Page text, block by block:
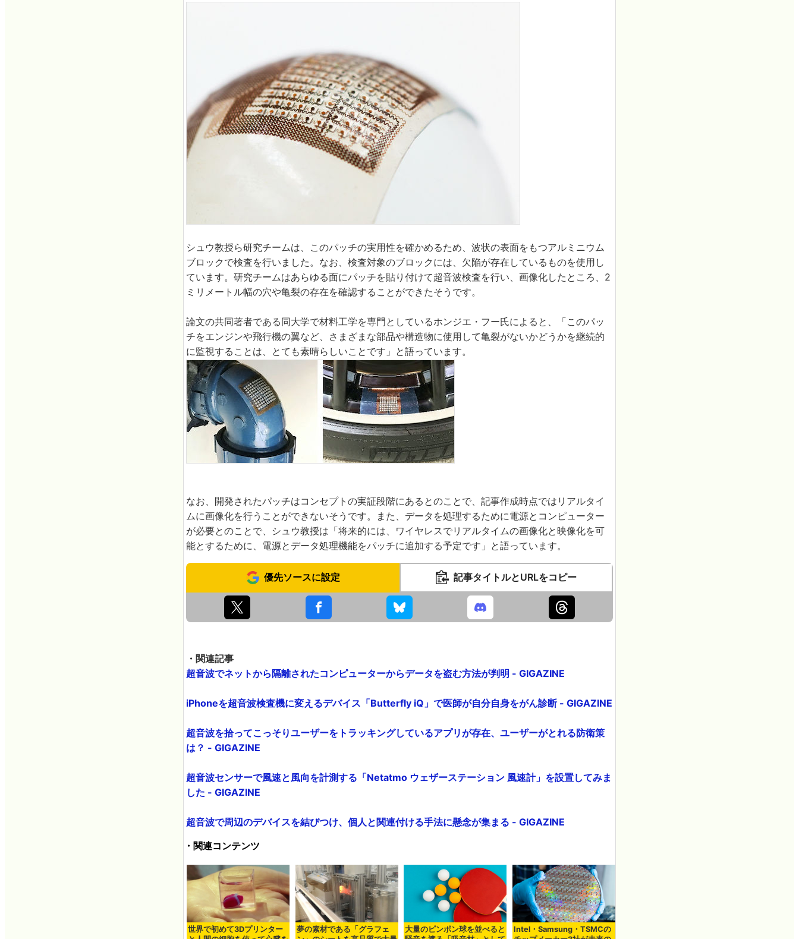
シュウ教授ら研究チームは、このパッチの実用性を確かめるため、波状の表面をもつアルミニウム
ブロックで検査を行いました。なお、検査対象のブロックには、欠陥が存在しているものを使用し
ています。研究チームはあらゆる面にパッチを貼り付けて超音波検査を行い、画像化したところ、2
ミリメートル幅の穴や亀裂の存在を確認することができたそうです。
論文の共同著者である同大学で材料工学を専門としているホンジエ・フー氏によると、「このパッ
チをエンジンや飛行機の翼など、さまざまな部品や構造物に使用して亀裂がないかどうかを継続的
に監視することは、とても素晴らしいことです」と語っています。
なお、開発されたパッチはコンセプトの実証段階にあるとのことで、記事作成時点ではリアルタイ
ムに画像化を行うことができないそうです。また、データを処理するために電源とコンピューター
が必要とのことで、シュウ教授は「将来的には、ワイヤレスでリアルタイムの画像化と映像化を可
能とするために、電源とデータ処理機能をパッチに追加する予定です」と語っています。
優先ソースに設定 記事タイトルとURLをコピー
・関連記事
超音波でネットから隔離されたコンピューターからデータを盗む方法が判明 - GIGAZINE
iPhoneを超音波検査機に変えるデバイス「Butterfly iQ」で医師が自分自身をがん診断 - GIGAZINE
超音波を拾ってこっそりユーザーをトラッキングしているアプリが存在、ユーザーがとれる防衛策
は？ - GIGAZINE
超音波センサーで風速と風向を計測する「Netatmo ウェザーステーション 風速計」を設置してみま
した - GIGAZINE
超音波で周辺のデバイスを結びつけ、個人と関連付ける手法に懸念が集まる - GIGAZINE
・関連コンテンツ
世界で初めて3Dプリンター
夢の素材である「グラフェ
大量のピンポン球を並べると
Intel・Samsung・TSMCの